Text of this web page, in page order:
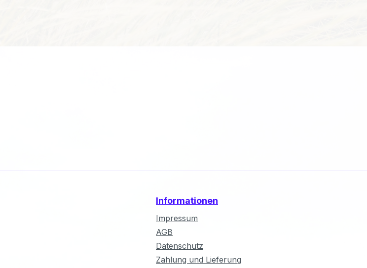
Informationen
Impressum
AGB
Datenschutz
Zahlung und Lieferung